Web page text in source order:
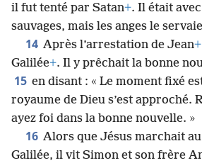
il fut tenté par Satan+. Il était
sauvages, mais les anges le
14 Après l’arrestation de Jean+
Galilée+. Il y prêchait la bonne
15 en disant : « Le moment fixé
royaume de Dieu s’est approché.
ayez foi dans la bonne nouvelle. »
16 Alors que Jésus marchait
Galilée, il vit Simon et son frère